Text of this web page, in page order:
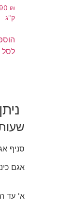
₪
ק"ג
לסל
סניף
אגם כינרת 6
א' עד ה' 9:30 עד